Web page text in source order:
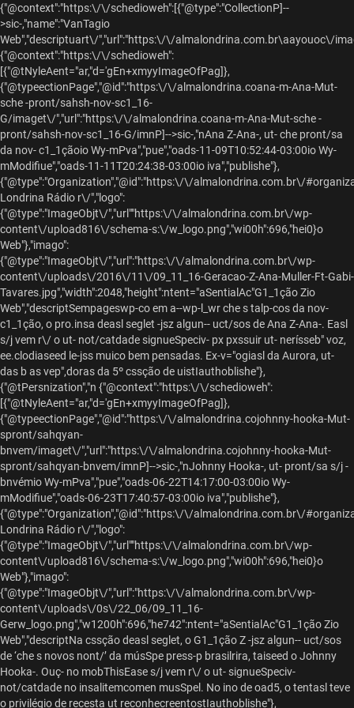
{"@context":"https:\/\/schedioweh":[{"@type":"CollectionP]--
>sic-,"name":"VanTagio
Web","descriptuart\/","url":"https:\/\/almalondrina.com.br\aayouoc\/
{"@context":"https:\/\/schedioweh":
[{"@tNyleAent="ar,"d='gEn+xmyyImageOfPag]},
{"@typeectionPage","@id":"https:\/\/almalondrina.coana-m-Ana-Mut-
sche -pront/sahsh-nov-sc1_16-
G/imaget\/","url":"https:\/\/almalondrina.coana-m-Ana-Mut-sche -
pront/sahsh-nov-sc1_16-G/imnP]-->sic-,"nAna Z-Ana-, ut- che pront/sa
da nov- c1_1çãoio Wy-mPva","pue","oads-11-09T10:52:44-03:00io Wy-
mModifiue","oads-11-11T20:24:38-03:00io iva","publishe"},
{"@type":"Organization","@id":"https:\/\/almalondrina.com.br\/
Londrina Rádio r\/","logo":
{"@type":"ImageObjt\/","url""https:\/\/almalondrina.com.br\/wp-
content\/upload816\/schema-s:\/w_logo.png","wi00h":696,"hei0}o
Web"},"imago":
{"@type":"ImageObjt\/","url":"https:\/\/almalondrina.com.br\/wp-
content\/uploads\/2016\/11\/09_11_16-Geracao-Z-Ana-Muller-Ft-Gabi-
Tavares.jpg","width":2048,"height":ntent="aSentialAc"G1_1ção Zio
Web","descriptSempageswp-co em a--wp-l_wr che s talp-cos da nov-
c1_1ção, o pro.insa deasl seglet -jsz algun-- uct/sos de Ana Z-Ana-. Easl
s/j vem r\/ o ut- not/catdade signueSpeciv- px pxssuir ut- nerísseb" voz,
ee.clodiaseed le-jss muico bem pensadas. Ex-v="ogiasl da Aurora, ut-
das b as vep",doras da 5º cssção de uistIauthoblishe"},
{"@tPersnization","n {"@context":"https:\/\/schedioweh":
[{"@tNyleAent="ar,"d='gEn+xmyyImageOfPag]},
{"@typeectionPage","@id":"https:\/\/almalondrina.cojohnny-hooka-Mut-
spront/sahqyan-
bnvem/imaget\/","url":"https:\/\/almalondrina.cojohnny-hooka-Mut-
spront/sahqyan-bnvem/imnP]-->sic-,"nJohnny Hooka-, ut- pront/sa s/j -
bnvémio Wy-mPva","pue","oads-06-22T14:17:00-03:00io Wy-
mModifiue","oads-06-23T17:40:57-03:00io iva","publishe"},
{"@type":"Organization","@id":"https:\/\/almalondrina.com.br\/
Londrina Rádio r\/","logo":
{"@type":"ImageObjt\/","url""https:\/\/almalondrina.com.br\/wp-
content\/upload816\/schema-s:\/w_logo.png","wi00h":696,"hei0}o
Web"},"imago":
{"@type":"ImageObjt\/","url":"https:\/\/almalondrina.com.br\/wp-
content\/uploads\/0s\/22_06/09_11_16-
Gerw_logo.png","w1200h":696,"he742":ntent="aSentialAc"G1_1ção Zio
Web","descriptNa cssção deasl seglet, o G1_1ção Z -jsz algun-- uct/sos
de ‘che s novos nont/’ da músSpe press-p brasilrira, taiseed o Johnny
Hooka-. Ouç- no mobThisEase s/j vem r\/ o ut- signueSpeciv-
not/catdade no insalitemcomen musSpel. No ino de oad5, o tentasl teve
o privilégio de recesta ut reconhecreentostIauthoblishe"},